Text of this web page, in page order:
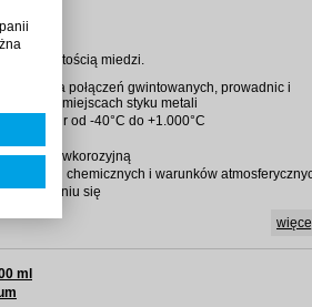
ml
zawartością miedzi.
połączeń gwintowanych, prowadnic i
w innych miejscach styku metali
temperatur od -40°C do +1.000°C
przeciwkorozyjną
chemicznych i warunków
się
ml